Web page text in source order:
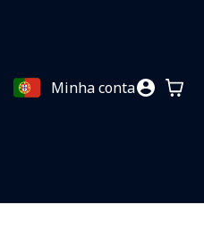
Minha conta